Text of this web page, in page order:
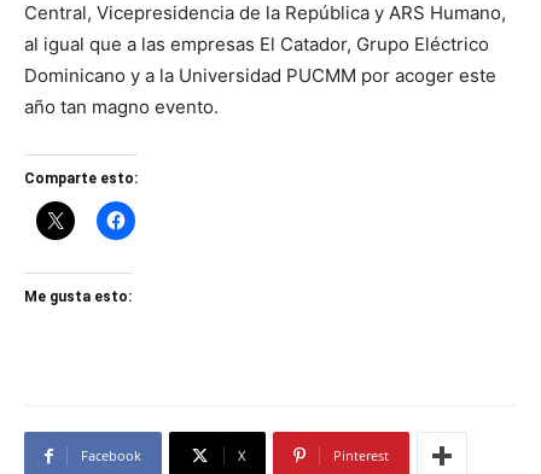
Central, Vicepresidencia de la República y ARS Humano,
al igual que a las empresas El Catador, Grupo Eléctrico
Dominicano y a la Universidad PUCMM por acoger este
año tan magno evento.
Comparte esto:
Me gusta esto:
Facebook X Pinterest